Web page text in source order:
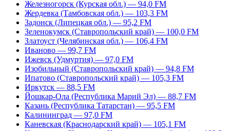
Железногорск (Курская обл.) — 94,0 FM
Жердевка (Тамбовская обл.) — 103,3 FM
Задонск (Липецкая обл.) — 95,2 FM
Зеленокумск (Ставропольский край) — 100,0 FM
Златоуст (Челябинская обл.) — 106,4 FM
Иваново — 99,7 FM
Ижевск (Удмуртия) — 97,0 FM
Изобильный (Ставропольский край) — 94,8 FM
Ипатово (Ставропольский край) — 105,3 FM
Иркутск — 88,5 FM
Йошкар-Ола (Республика Марий Эл) — 88,7 FM
Казань (Республика Татарстан) — 95,5 FM
Калининград — 97,0 FM
Каневская (Краснодарский край) — 105,1 FM